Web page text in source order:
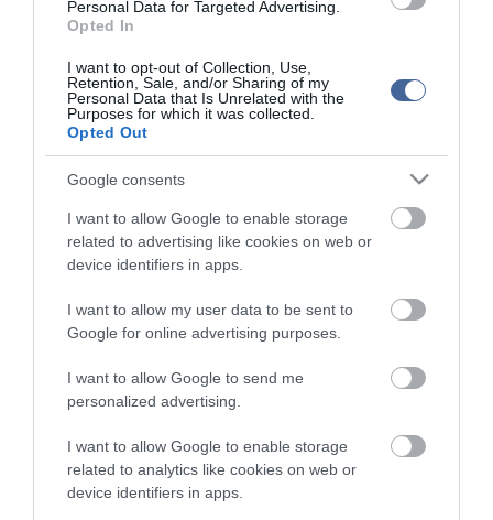
Personal Data for Targeted Advertising.
Opted In
I want to opt-out of Collection, Use,
Retention, Sale, and/or Sharing of my
Personal Data that Is Unrelated with the
Purposes for which it was collected.
Opted Out
Google consents
I want to allow Google to enable storage
related to advertising like cookies on web or
device identifiers in apps.
I want to allow my user data to be sent to
Google for online advertising purposes.
I want to allow Google to send me
personalized advertising.
I want to allow Google to enable storage
related to analytics like cookies on web or
device identifiers in apps.
evolúció célja az volt, hogy az élőlények energiához jussanak
Figyelem! A cikkhez hozzáfűzött hozzászólások nem ama.hunetwork nézeteit
tükrözik. A szerkesztőség mindössze a hírek publikációjával foglalkozik, a
kommenteket nem tudja befolyásolni - azok az olvasók személyes véleményét
Kérjük, kulturáltan, mások személyiségi jogainak és jó hírnevének tiszteletben
tartásával kommenteljenek!
ma.hu legfrissebb hírei:
Vitézy Dávid: 2,3 milliárd forint került vissza az államhoz
egy útdíjrendszeres ügylet felülvizsgálata után
Saját életét is kockára tette a magyar erdész, hogy
megállítsa a tüzet